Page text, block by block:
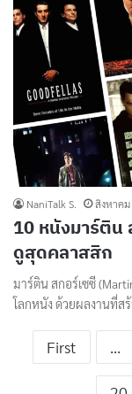
NaniTalk S. สิงหาค
10 หนังมาร์ติน
ดูสุดคลาสสิก
มาร์ติน สกอร์เซซี
โลกหนัง ด้วยผลงานที่ส
First ...